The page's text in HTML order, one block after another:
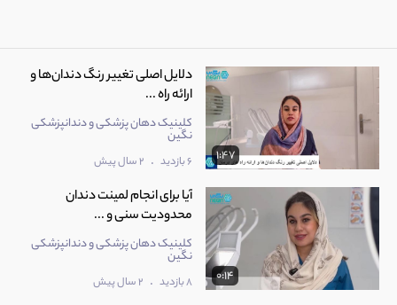
1:47
دلایل اصلی تغییر رنگ دندان‌ها و
ارائه راه ...
کلینیک دهان پزشکی و دندانپزشکی
نگین
6 بازدید . 2 سال پیش
0:14
آیا برای انجام لمینت دندان
محدودیت سنی و ...
کلینیک دهان پزشکی و دندانپزشکی
نگین
8 بازدید . 2 سال پیش